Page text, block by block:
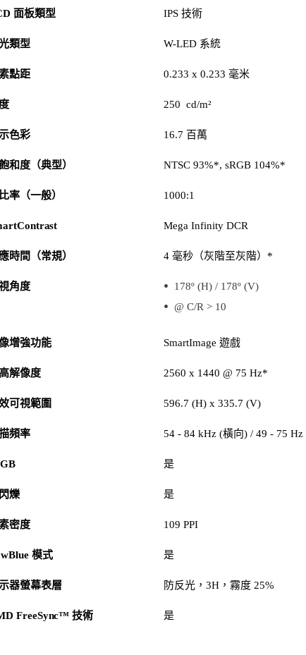
面板類型 IPS 技術
類型 W-LED 系統
點距 0.233 x 0.233 毫米
250 cd/m²
色彩 16.7 百萬
和度（典型） NTSC 93%*, sRGB 104%*
率（一般） 1000:1
Mega Infinity DCR
時間（常規） 4 毫秒（灰階至灰階）*
角度
178º (H) / 178º (V)
@ C/R > 10
增強功能 SmartImage 遊戲
解像度 2560 x 1440 @ 75 Hz*
可視範圍 596.7 (H) x 335.7 (V)
頻率 54 - 84 kHz (橫向) / 49 - 75 Hz
是
爍 是
密度 109 PPI
模式 是
器螢幕表層 防反光，3H，霧度 25%
FreeSync™ 技術 是